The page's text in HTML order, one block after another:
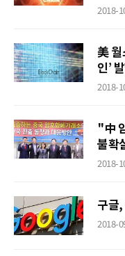
2018-
美 월
인’
2018-
​"中
불확
2018-
구글
2018-